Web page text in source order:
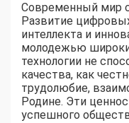
Современный мир
Развитие
интеллекта и
молодежью
технологии не
качества, как
трудолюбие,
Родине. Эти
успешного